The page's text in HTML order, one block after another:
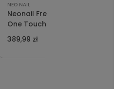
NEO NAIL
Neonail Frezarka Nail Drill
One Touch 21W
389,99 zł